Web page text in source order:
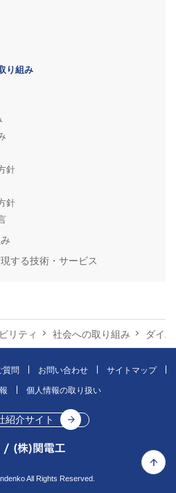
り組み
針
針
する技術・サービス
リティ 社会への取り組み ダイ
質問 お問い合わせ サイトマップ
個人情報の取り扱い
紹介サイト
All Rights Reserved.